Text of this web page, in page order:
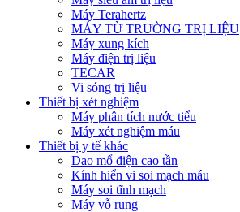
Máy Terahertz
MÁY TỪ TRƯỜNG TRỊ LIỆU
Máy xung kích
Máy điện trị liệu
TECAR
Vi sóng trị liệu
Thiết bị xét nghiệm
Máy phân tích nước tiểu
Máy xét nghiệm máu
Thiết bị y tế khác
Dao mổ điện cao tần
Kính hiển vi soi mạch máu
Máy soi tĩnh mạch
Máy vỗ rung